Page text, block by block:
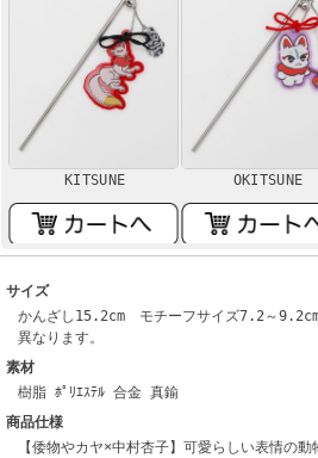
KITSUNE OKITSUNE
サイズ
かんざし15.2cm モチーフサイズ7.2～
異なります。
素材
樹脂 ﾎﾟﾘｴｽﾃﾙ 合金 真鍮
商品仕様
【倭物やカヤ×中村杏子】可愛らしい表情の